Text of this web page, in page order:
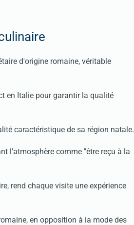
d'origine romaine, véritable
en Italie pour garantir la qualité
caractéristique de sa région natale.
l'atmosphère comme "être reçu à la
rend chaque visite une expérience
en opposition à la mode des